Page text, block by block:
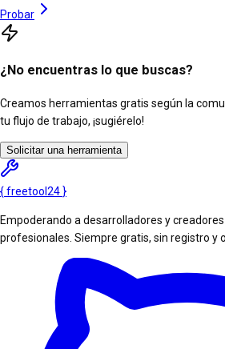
Probar
¿No encuentras lo que buscas?
Creamos herramientas gratis según la
tu flujo de trabajo, ¡sugiérelo!
Solicitar una herramienta
{freetool 24 }
Empoderando a desarrolladores y
profesionales. Siempre gratis, sin registro y